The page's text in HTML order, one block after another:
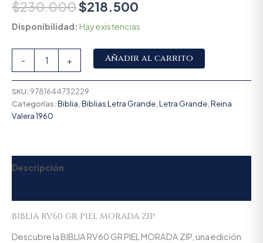
$230.000$218.500
Disponibilidad: Hay existencias
- + Añadir al carrito
SKU: 9781644732229
Categorías:Biblia Biblias Letra Grande Letra Grande Reina
Valera 1960
Descripción
BIBLIA RV60 GR PIEL MORADA ZIP
Descubre la BIBLIA RV60 GR PIEL MORADA ZIP, una edición